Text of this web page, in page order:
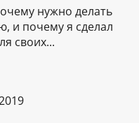
нужно делать
и почему я сделал
своих...